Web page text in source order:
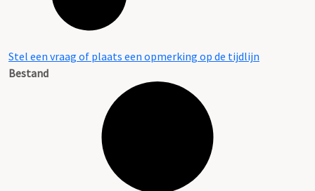
Stel een vraag of plaats een opmerking op de tijdlijn
Bestand